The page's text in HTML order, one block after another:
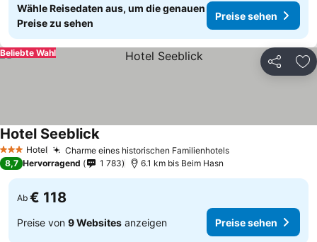
Wähle Reisedaten aus, um die genauen
Preise zu sehen
Preise sehen
Teilen
Beliebte Wahl
3 SterneHotel Charme eines historischen Familienhotels
Hotel Seeblick
8,7 Hervorragend 1 783 6.1 km bis Beim Hasn
Ab € 118
Preise von 9 Websites anzeigen Preise sehen